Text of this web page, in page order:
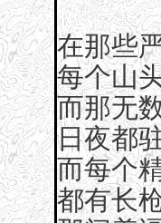
在那些
每个山
而那无
日夜都
而每个
都有长